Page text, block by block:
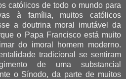
católicos de todo o mundo para
à família, muitos católicos
a doutrina moral imutável da
o Papa Francisco está muito
do imoral homem moderno.
tradicional se sentiram
de uma substancial
o Sínodo, da parte de muitos